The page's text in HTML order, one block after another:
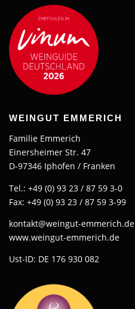
WEINGUT EMMERICH
Familie Emmerich
Einersheimer Str. 47
D-97346 Iphofen / Franken
Tel.: +49 (0) 93 23 / 87 59 3-0
Fax: +49 (0) 93 23 / 87 59 3-99
kontakt@weingut-emmerich.de
www.weingut-emmerich.de
Ust-ID: DE 176 930 082